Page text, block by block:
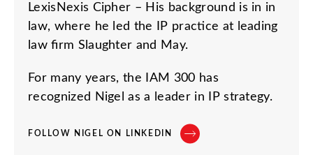
LexisNexis Cipher – His background is in in
law, where he led the IP practice at leading
law firm Slaughter and May.
For many years, the IAM 300 has
recognized Nigel as a leader in IP strategy.
FOLLOW NIGEL ON LINKEDIN